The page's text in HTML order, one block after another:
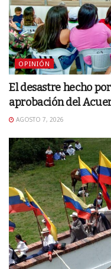
OPINIÓN
El desastre hecho
aprobación del
AGOSTO 7, 2026